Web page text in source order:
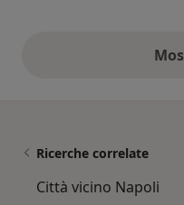
Ricerche correlate
Città vicino Napoli